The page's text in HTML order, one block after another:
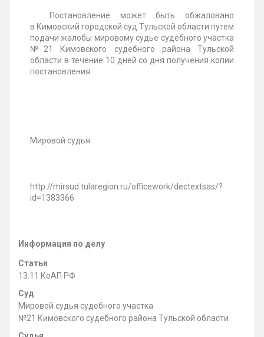
Постановление может быть обжаловано
в Кимовский городской суд Тульской области путем
подачи жалобы мировому судье судебного участка
№21 Кимовского судебного района Тульской
области в течение 10 дней со дня получения копии
постановления.
Мировой судья
http://mirsud.tularegion.ru/officework/dectextsas/?
id=1383366
Информация по делу
Статьи
13.11 КоАП РФ
Суд
Мировой судья судебного участка
№21 Кимовского судебного района Тульской области